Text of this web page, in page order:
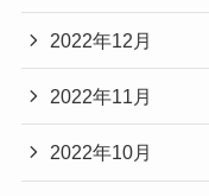
2022年12月
2022年11月
2022年10月